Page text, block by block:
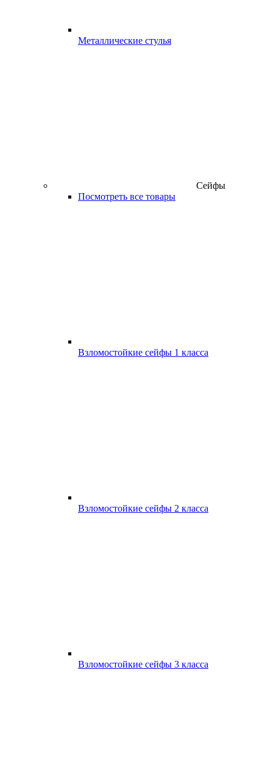
Металлические стулья
Сейфы
Посмотреть все товары
Взломостойкие сейфы 1 класса
Взломостойкие сейфы 2 класса
Взломостойкие сейфы 3 класса